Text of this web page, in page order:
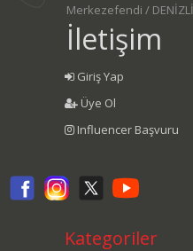
Merkezefendi / DENİZLİ
İletişim
Giriş Yap
Üye Ol
Influencer Başvuru
Kategoriler